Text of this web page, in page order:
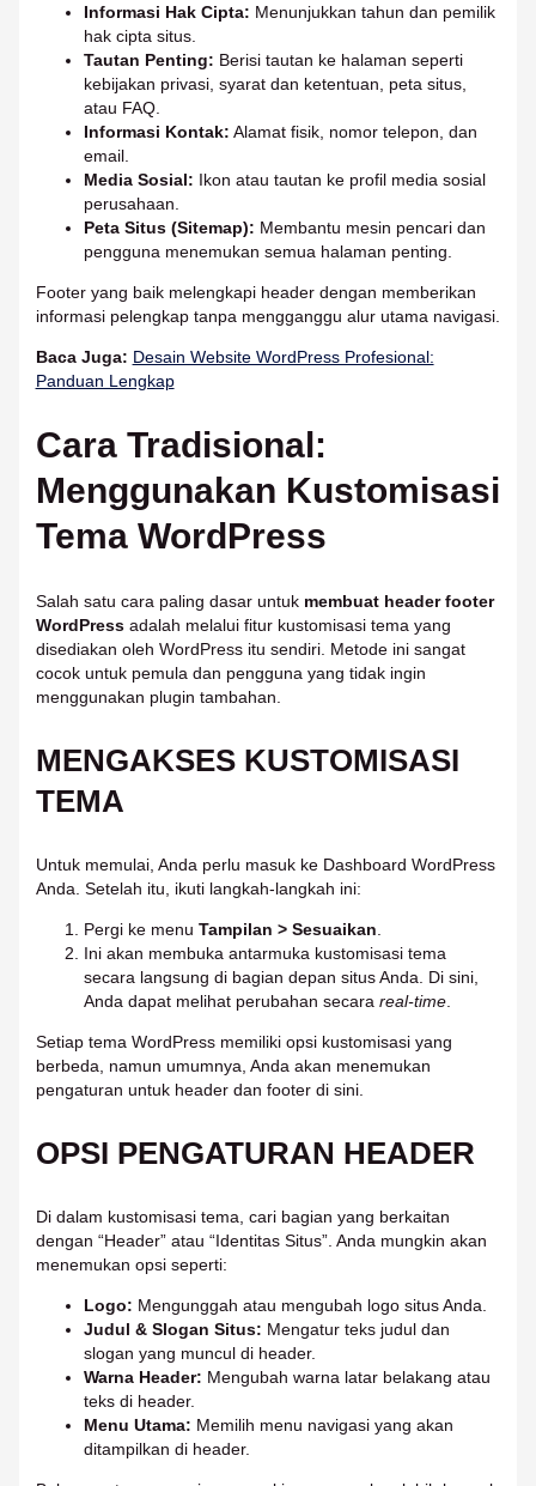
Informasi Hak Cipta: Menunjukkan tahun dan pemilik
hak cipta situs.
Tautan Penting: Berisi tautan ke halaman seperti
kebijakan privasi, syarat dan ketentuan, peta situs,
atau FAQ.
Informasi Kontak: Alamat fisik, nomor telepon, dan
email.
Media Sosial: Ikon atau tautan ke profil media sosial
perusahaan.
Peta Situs (Sitemap): Membantu mesin pencari dan
pengguna menemukan semua halaman penting.
Footer yang baik melengkapi header dengan memberikan
informasi pelengkap tanpa mengganggu alur utama navigasi.
Baca Juga: Desain Website WordPress Profesional:
Panduan Lengkap
Cara Tradisional:
Menggunakan Kustomisasi
Tema WordPress
Salah satu cara paling dasar untuk membuat header footer
WordPressadalah melalui fitur kustomisasi tema yang
disediakan oleh WordPress itu sendiri. Metode ini sangat
cocok untuk pemula dan pengguna yang tidak ingin
menggunakan plugin tambahan.
MENGAKSES KUSTOMISASI
TEMA
Untuk memulai, Anda perlu masuk ke Dashboard WordPress
Anda. Setelah itu, ikuti langkah-langkah ini:
Pergi ke menu Tampilan > Sesuaikan
Ini akan membuka antarmuka kustomisasi tema
secara langsung di bagian depan situs Anda. Di sini,
Anda dapat melihat perubahan secara real-time.
Setiap tema WordPress memiliki opsi kustomisasi yang
berbeda, namun umumnya, Anda akan menemukan
pengaturan untuk header dan footer di sini.
OPSI PENGATURAN HEADER
Di dalam kustomisasi tema, cari bagian yang berkaitan
dengan “Header” atau “Identitas Situs”. Anda mungkin akan
menemukan opsi seperti:
Logo: Mengunggah atau mengubah logo situs Anda.
Judul & Slogan Situs: Mengatur teks judul dan
slogan yang muncul di header.
Warna Header: Mengubah warna latar belakang atau
teks di header.
Menu Utama: Memilih menu navigasi yang akan
ditampilkan di header.